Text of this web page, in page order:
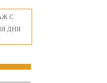
С
ДНЯ